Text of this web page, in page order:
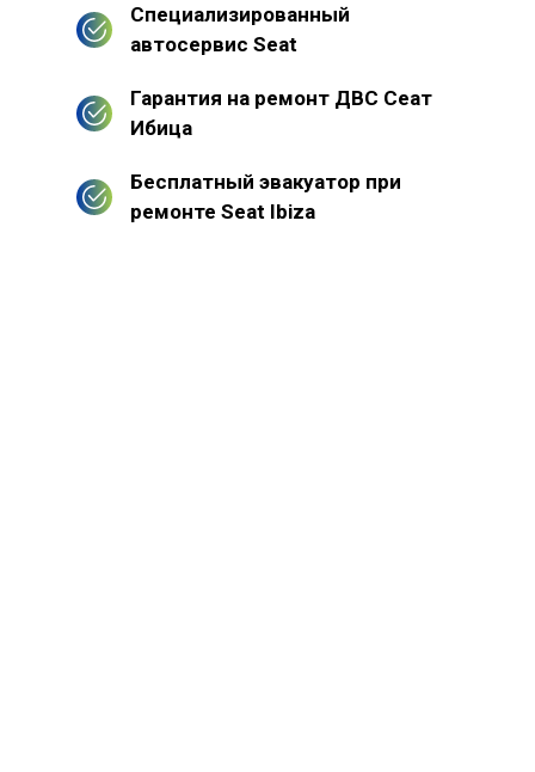
Специализированный
автосервис Seat
Гарантия на ремонт ДВС Сеат
Ибица
Бесплатный эвакуатор при
ремонте Seat Ibiza